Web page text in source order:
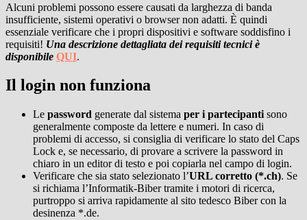
Alcuni problemi possono essere causati da larghezza di banda
insufficiente, sistemi operativi o browser non adatti. È quindi
essenziale verificare che i propri dispositivi e software soddisfino i
requisiti! Una descrizione dettagliata dei requisiti tecnici è
disponibile QUI.
Il login non funziona
Le password generate dal sistema per i partecipanti sono
generalmente composte da lettere e numeri. In caso di
problemi di accesso, si consiglia di verificare lo stato del Caps
Lock e, se necessario, di provare a scrivere la password in
chiaro in un editor di testo e poi copiarla nel campo di login.
Verificare che sia stato selezionato l’URL corretto (*.ch). Se
si richiama l’Informatik-Biber tramite i motori di ricerca,
purtroppo si arriva rapidamente al sito tedesco Biber con la
desinenza *.de.